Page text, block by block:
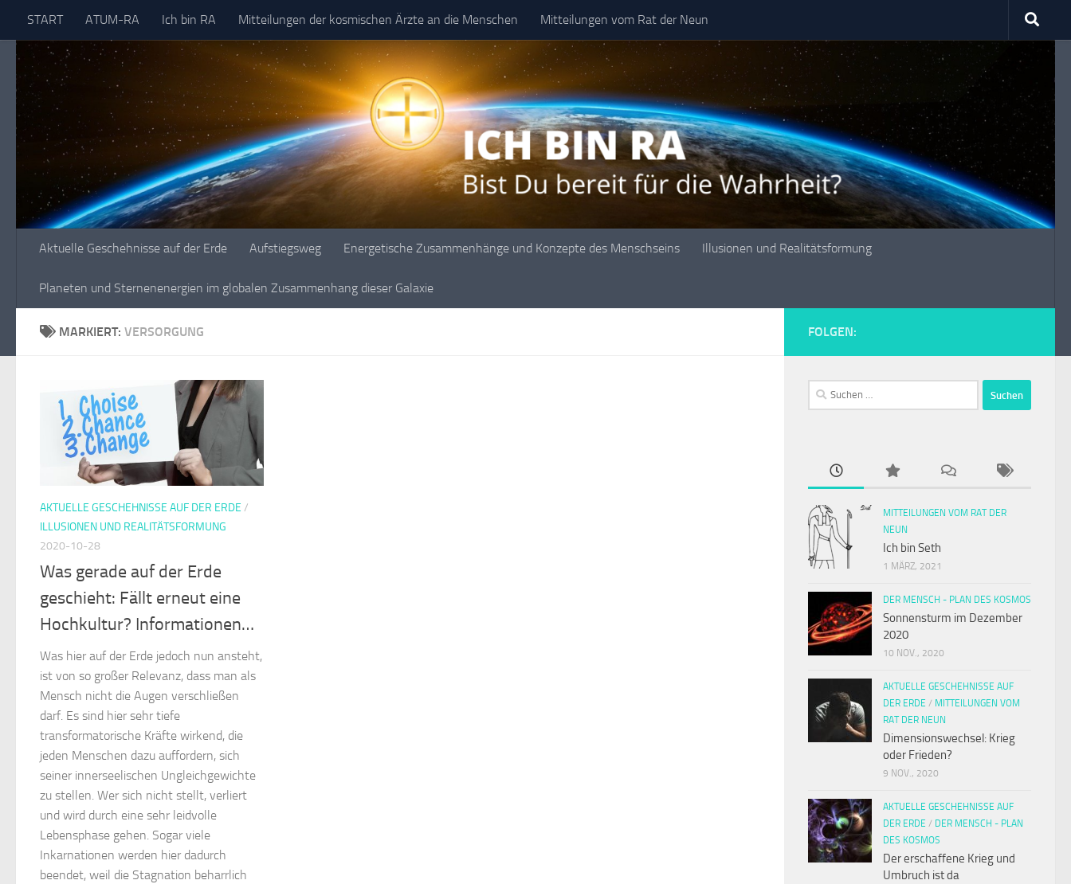
Skip to content
START ATUM-RA Ich bin RA Mitteilungen der kosmischen Ärzte an die Menschen Mitteilungen vom Rat der Neun
Aktuelle Geschehnisse auf der Erde Aufstiegsweg Energetische Zusammenhänge und Konzepte des Menschseins Illusionen und Realitätsformung
Planeten und Sternenenergien im globalen Zusammenhang dieser Galaxie
MARKIERT: VERSORGUNG
AKTUELLE GESCHEHNISSE AUF DER ERDE /
ILLUSIONEN UND REALITÄTSFORMUNG
2020-10-28
Was gerade auf der Erde
geschieht: Fällt erneut eine
Hochkultur? Informationen…
Was hier auf der Erde jedoch nun ansteht,
ist von so großer Relevanz, dass man als
Mensch nicht die Augen verschließen
darf. Es sind hier sehr tiefe
transformatorische Kräfte wirkend, die
jeden Menschen dazu auffordern, sich
seiner innerseelischen Ungleichgewichte
zu stellen. Wer sich nicht stellt, verliert
und wird durch eine sehr leidvolle
Lebensphase gehen. Sogar viele
Inkarnationen werden hier dadurch
beendet, weil die Stagnation beharrlich
FOLGEN:
Suchen
nach:
MITTEILUNGEN VOM RAT DER
NEUN
Ich bin Seth
1 MÄRZ, 2021
DER MENSCH - PLAN DES KOSMOS
Sonnensturm im Dezember
2020
10 NOV., 2020
AKTUELLE GESCHEHNISSE AUF
DER ERDE / MITTEILUNGEN VOM
RAT DER NEUN
Dimensionswechsel: Krieg
oder Frieden?
9 NOV., 2020
AKTUELLE GESCHEHNISSE AUF
DER ERDE / DER MENSCH - PLAN
DES KOSMOS
Der erschaffene Krieg und
Umbruch ist da